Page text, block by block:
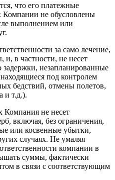
что его платежные
Компании не обусловлены
выполнением или
за само лечение,
и, в частности, не несет
задержки, незапланированные
под контролем
бедствий, отмены полетов,
и т.д.).
Компания не несет
включая, без ограничения,
или косвенные убытки,
случаях. Не умаляя
компании в
суммы, фактически
в связи с соответствующим